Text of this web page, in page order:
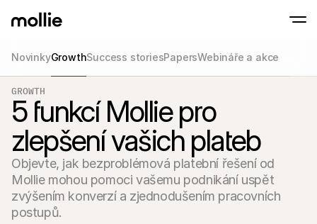
Tap to Pay na iPhonu
Přijímejte bezkontaktní platby přímo na
Zjistit více
Přijímejte platby
a zařízení
Pokladna
Nabídněte online
optimalizovanou pro
Opakované platby
NovinkyGrowthSuccess storiesPapersWebináře a akce
GROWTH
5 funkcí Mollie pro
zlepšení vašich plateb
Objevte, jak bezproblémová platební řešení od
Mollie mohou pomoci vašemu podnikání uspět
zvýšením konverzí a zjednodušením pracovních
postupů.